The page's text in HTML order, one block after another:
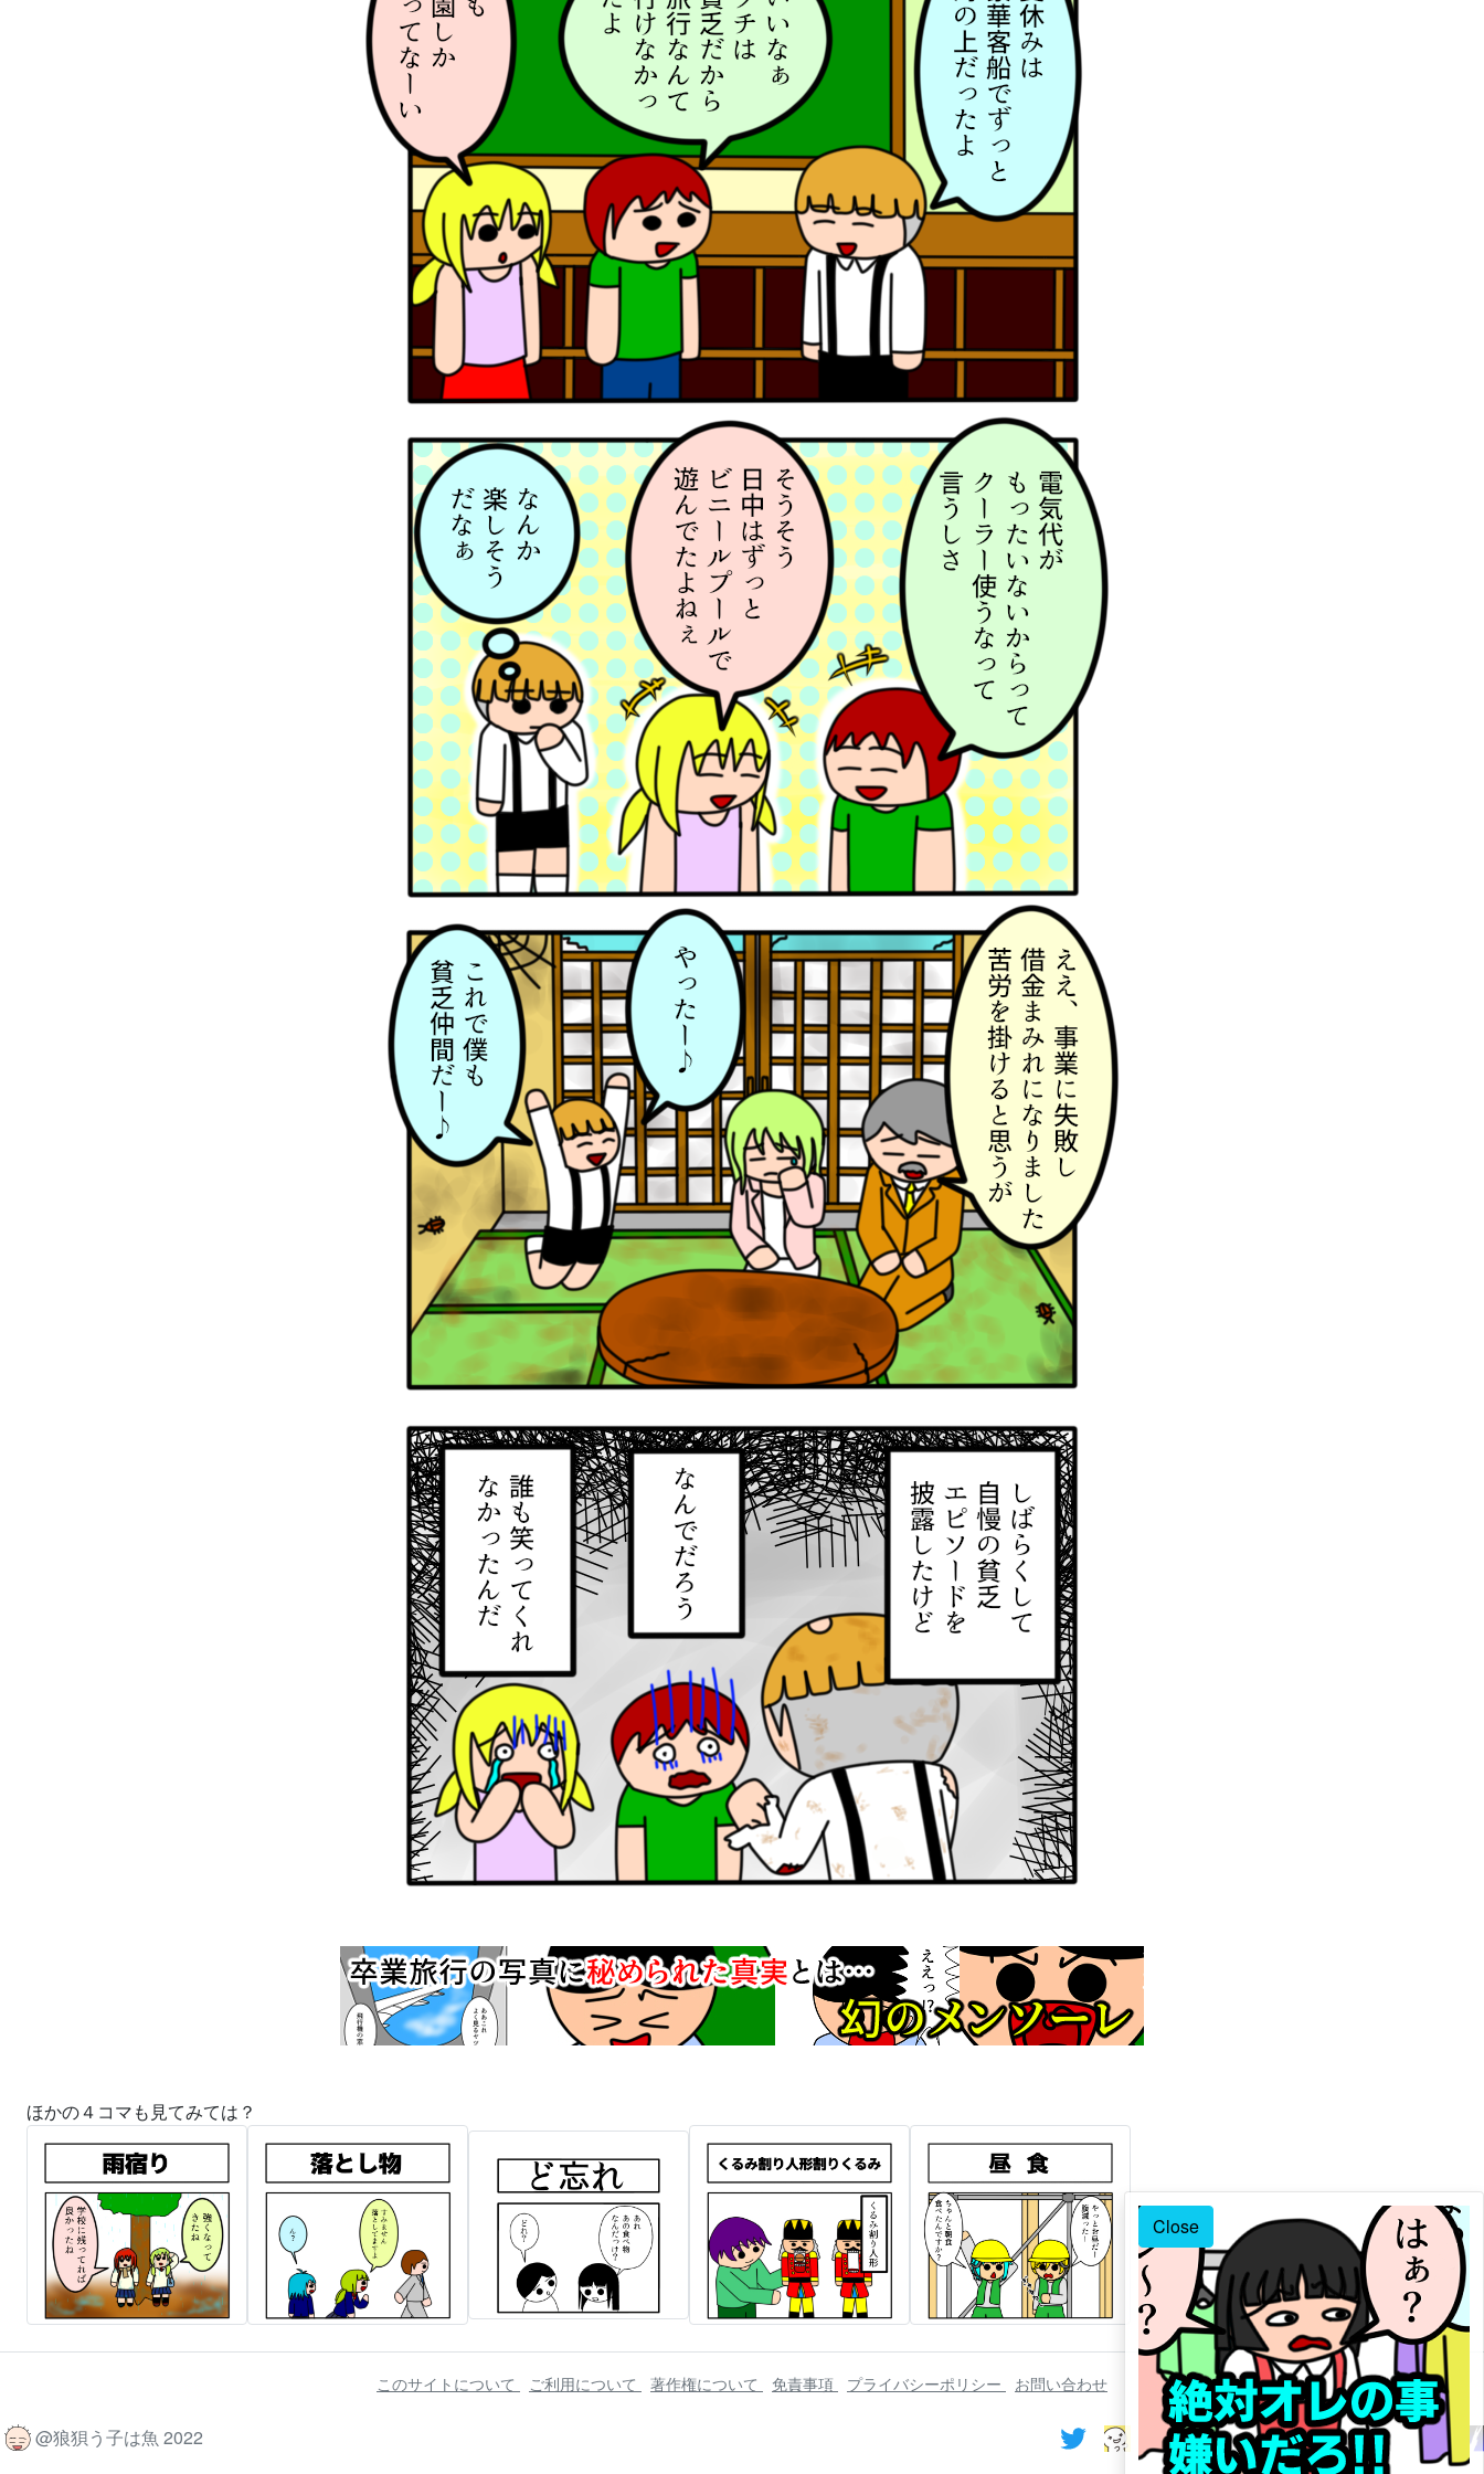
Close
ほかの４コマも見てみては？
このサイトについて ご利用について 著作権について 免責事項 プライバシーポリシー お問い合わせ
@狼狽う子は魚 2022